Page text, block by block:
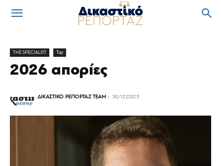
THE SPECIALIST Top
2026 απορίες
ΔΙΚΑΣΤΙΚΟ ΡΕΠΟΡΤΑΖ TEAM - 30/12/2025